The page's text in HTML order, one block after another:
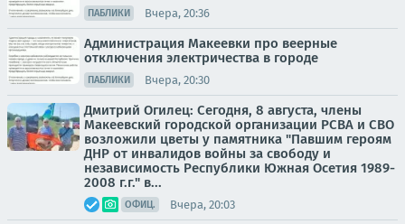
ПАБЛИКИ Вчера, 20:36
Администрация Макеевки про веерные
отключения электричества в городе
ПАБЛИКИ Вчера, 20:30
Дмитрий Огилец: Сегодня, 8 августа, члены
Макеевский городской организации РСВА и СВО
возложили цветы у памятника "Павшим героям
ДНР от инвалидов войны за свободу и
независимость Республики Южная Осетия 1989-
2008 г.г." в...
ОФИЦ. Вчера, 20:03